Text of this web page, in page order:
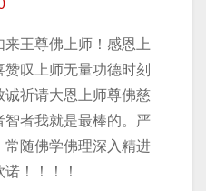
王尊佛上师！感恩上
叹上师无量功德时刻
祈请大恩上师尊佛慈
者我就是最棒的。严
随佛学佛理深入精进
！！！！